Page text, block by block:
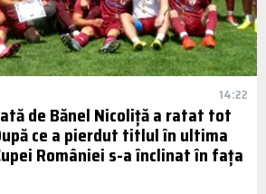
14:22
de Bănel Nicoliță a ratat tot
ce a pierdut titlul în ultima
României s-a înclinat în fața